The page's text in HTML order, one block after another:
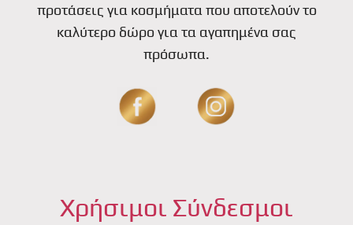
προτάσεις για κοσμήματα που αποτελούν το
καλύτερο δώρο για τα αγαπημένα σας
πρόσωπα.
Χρήσιμοι Σύνδεσμοι